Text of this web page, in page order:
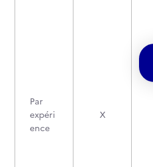
Par
expéri
ence
X